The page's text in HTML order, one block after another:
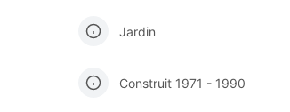
Jardin
Construit 1971 - 1990